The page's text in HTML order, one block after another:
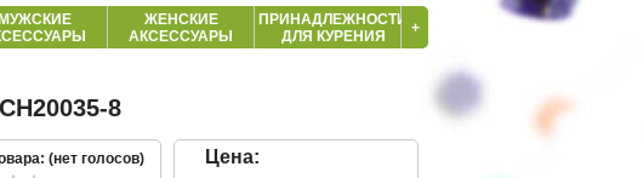
МУЖСКИЕ
ЖЕНСКИЕ
АКСЕССУАРЫ
ПРИНАДЛЕЖНОСТИ
ДЛЯ КУРЕНИЯ
+
8
(нет голосов) Цена: